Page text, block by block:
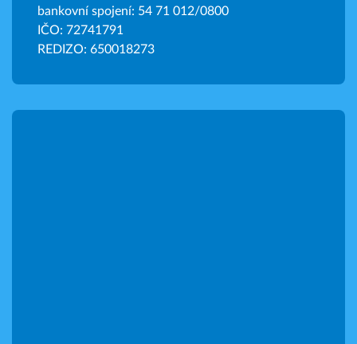
bankovní spojení: 54 71 012/0800
IČO: 72741791
REDIZO: 650018273